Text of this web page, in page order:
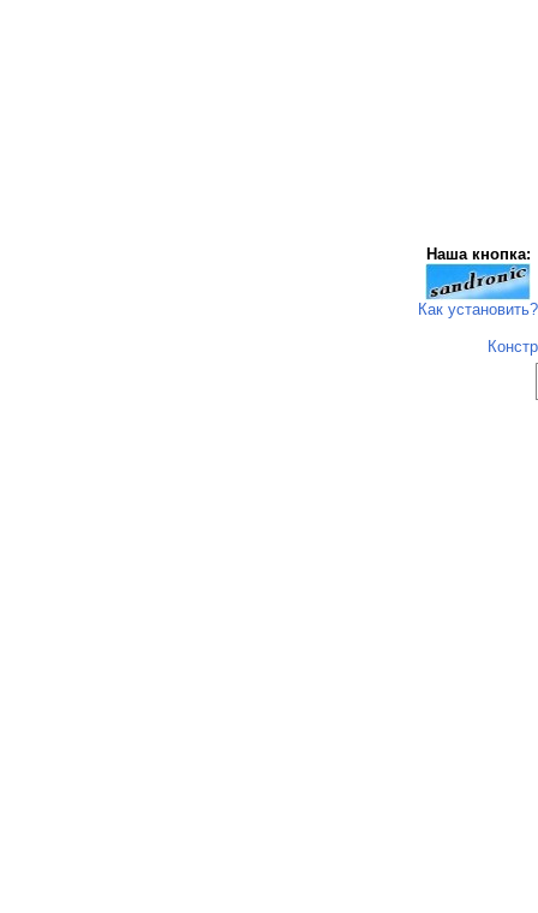
Наша кнопка:
Как установить?